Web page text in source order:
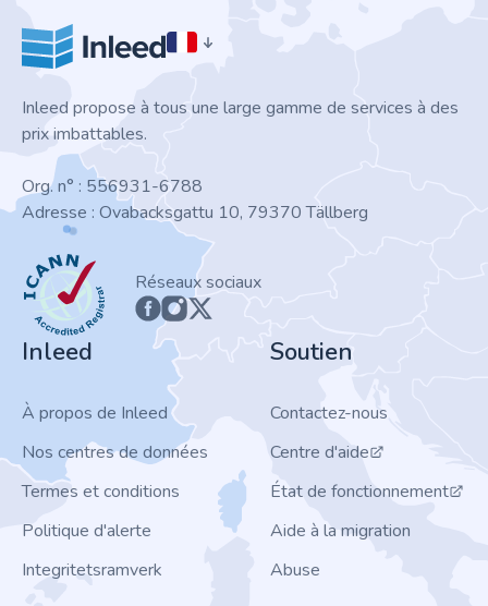
Inleed propose à tous une large gamme de services à des
prix imbattables.
Org. n° : 556931-6788
Adresse : Ovabacksgattu 10, 79370 Tällberg
ICANN
Réseaux sociaux
Inleed
À propos de Inleed
Nos centres de données
Termes et conditions
Politique d'alerte
Integritetsramverk
Soutien
Contactez-nous
Centre d'aide
État de fonctionnement
Aide à la migration
Abuse